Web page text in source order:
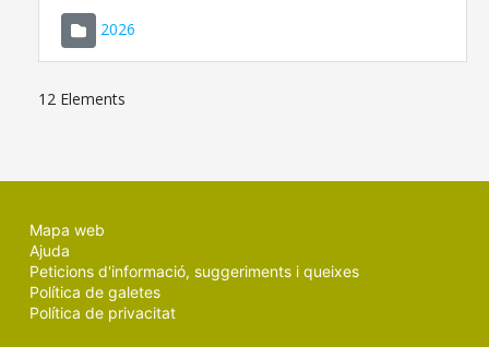
2026
12 Elements
Mapa web
Ajuda
Peticions d'informació, suggeriments i queixes
Política de galetes
Política de privacitat